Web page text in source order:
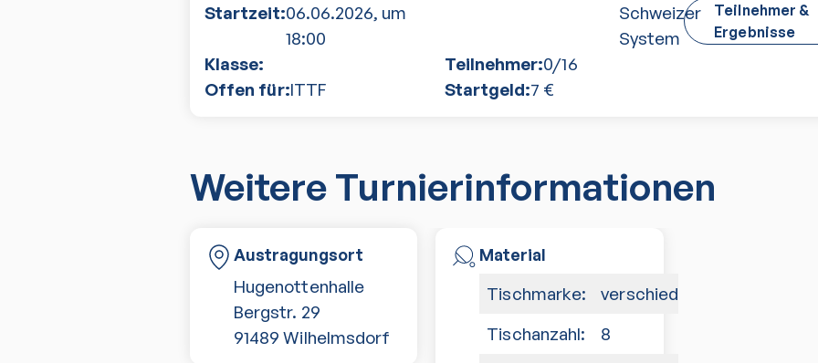
Startzeit:06.06.2026, um
18:00
Klasse:
Offen für:ITTF
Schweizer
System
Teilnehmer:0/16
Startgeld:7 €
Teilnehmer &
Ergebnisse
Weitere Turnierinformationen
Austragungsort
Hugenottenhalle
Bergstr. 29
91489 Wilhelmsdorf
Material
Tischmarke:
verschiedene
Tischanzahl:
8